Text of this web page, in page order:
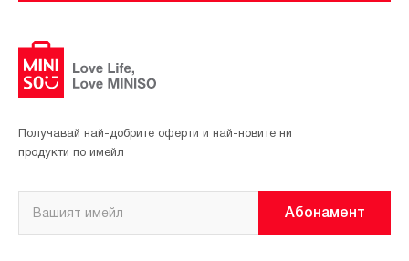
Получавай най-добрите оферти и най-новите ни
продукти по имейл
Абонамент